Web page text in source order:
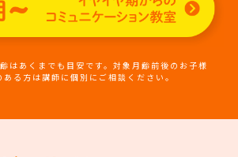
はあくまでも目安です。対象月齢前後のお子様
ある方は講師に個別にご相談ください。